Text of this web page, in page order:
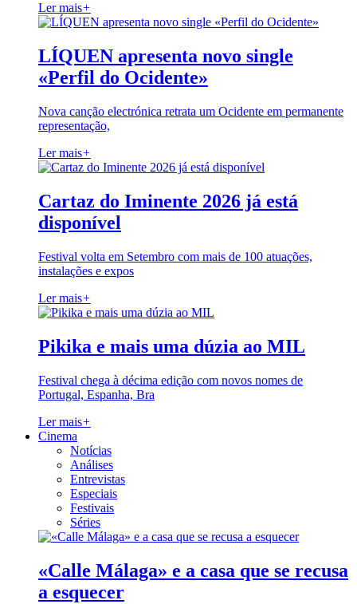
Ler mais+
LÍQUEN apresenta novo single
«Perfil do Ocidente»
Nova canção electrónica retrata um Ocidente em permanente
representação,
Ler mais+
Cartaz do Iminente 2026 já está
disponível
Festival volta em Setembro com mais de 100 atuações,
instalações e expos
Ler mais+
Pikika e mais uma dúzia ao MIL
Festival chega à décima edição com novos nomes de
Portugal, Espanha, Bra
Ler mais+
Cinema
Notícias
Análises
Entrevistas
Especiais
Festivais
Séries
«Calle Málaga» e a casa que se recusa
a esquecer